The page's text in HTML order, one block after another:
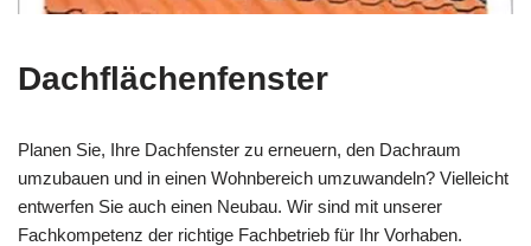
Dachflächenfenster
Planen Sie, Ihre Dachfenster zu erneuern, den Dachraum
umzubauen und in einen Wohnbereich umzuwandeln? Vielleicht
entwerfen Sie auch einen Neubau. Wir sind mit unserer
Fachkompetenz der richtige Fachbetrieb für Ihr Vorhaben.